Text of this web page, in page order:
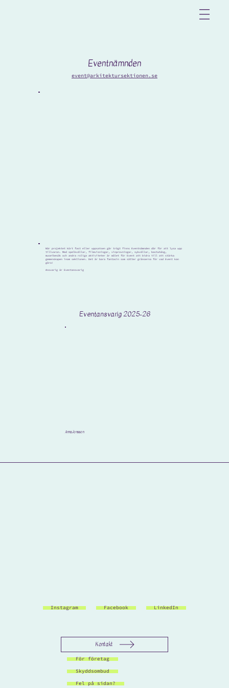
När projektet kört fast eller uppsatsen går trögt finns Eventnämnden där för att lysa upp
tillvaron. Med spelkvällar, filmvisningar, vinprovningar, sykvällar, bastuhäng,
museibesök och andra roliga aktiviteter är målet för Event att bidra till att stärka
gemenskapen inom sektionen. Det är bara fantasin som sätter gränserna för vad Event kan
göra!
Ansvarig är Eventansvarig
Eventnämnden
event@arkitektursektionen.se
Eventansvarig 2025-26
Anna Jonsson
Instagram Facebook LinkedIn
Kontakt
För företag
Skyddsombud
Fel på sidan?